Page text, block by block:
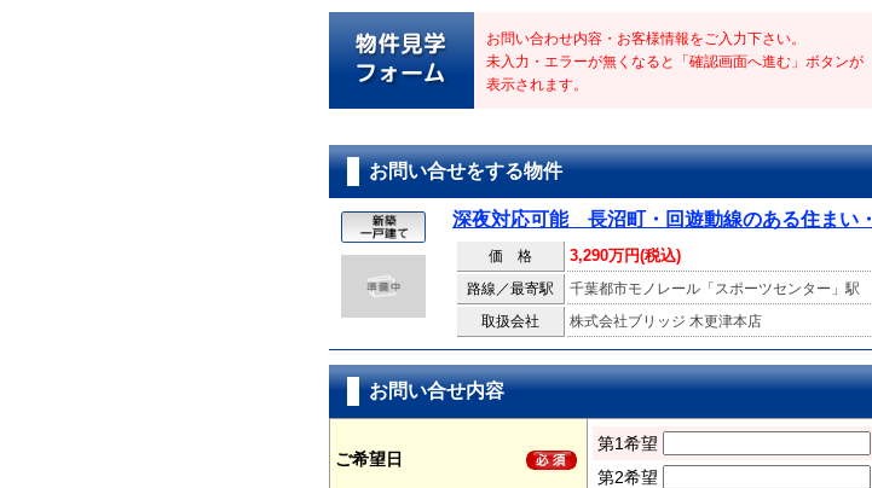
お問い合わせ内容・お客様情報をご入力下さい。
未入力・エラーが無くなると「確認画面へ進む」ボタンが
表示されます。
お問い合せをする物件
深夜対応可能 長沼町・回遊動線のある住まい・
価 格 3,290万円(税込)
路線／最寄駅
千葉都市モノレール「スポーツセンター」駅
取扱会社
株式会社ブリッジ 木更津本店
お問い合せ内容
ご希望日
第1希望
第2希望